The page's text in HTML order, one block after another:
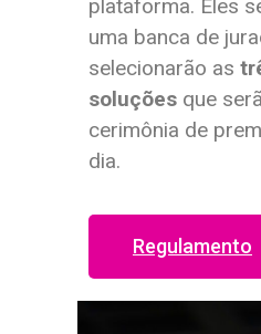
plataforma. Eles
uma banca de
selecionarão as
soluções que
cerimônia de
dia.
Regulamento